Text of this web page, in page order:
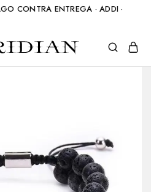
CONTRA ENTREGA · ADDI ·